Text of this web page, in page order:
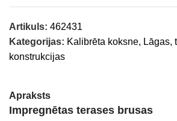
Artikuls: 462431
Kategorijas: Kalibrēta koksne, Lāgas,
konstrukcijas
Apraksts
Impregnētas terases brusas